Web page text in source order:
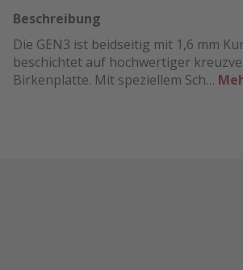
Beschreibung
Die GEN3 ist beidseitig mit 1,6 mm
beschichtet auf hochwertiger
Birkenplatte. Mit speziellem Sch…